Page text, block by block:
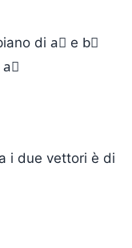
piano di a⃗ e b⃗
a⃗
i due vettori è di